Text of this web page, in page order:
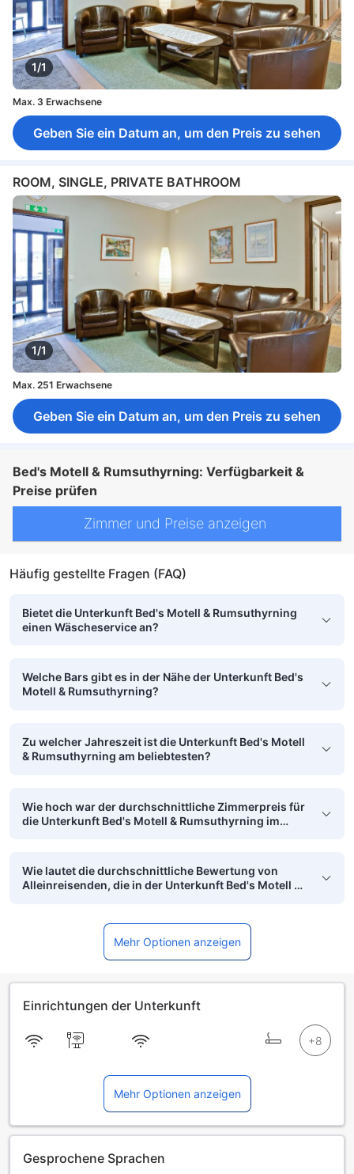
1/1
Max. 3 Erwachsene
Geben Sie ein Datum an, um den Preis zu sehen
ROOM, SINGLE, PRIVATE BATHROOM
1/1
Max. 251 Erwachsene
Geben Sie ein Datum an, um den Preis zu sehen
Bed's Motell & Rumsuthyrning: Verfügbarkeit &
Preise prüfen
Zimmer und Preise anzeigen
Häufig gestellte Fragen (FAQ)
Bietet die Unterkunft Bed's Motell & Rumsuthyrning
einen Wäscheservice an?
Welche Bars gibt es in der Nähe der Unterkunft Bed's
Motell & Rumsuthyrning?
Zu welcher Jahreszeit ist die Unterkunft Bed's Motell
& Rumsuthyrning am beliebtesten?
Wie hoch war der durchschnittliche Zimmerpreis für
die Unterkunft Bed's Motell & Rumsuthyrning im
Wie lautet die durchschnittliche Bewertung von
Alleinreisenden, die in der Unterkunft Bed's Motell &
Mehr Optionen anzeigen
Einrichtungen der Unterkunft
Mehr Optionen anzeigen
Gesprochene Sprachen